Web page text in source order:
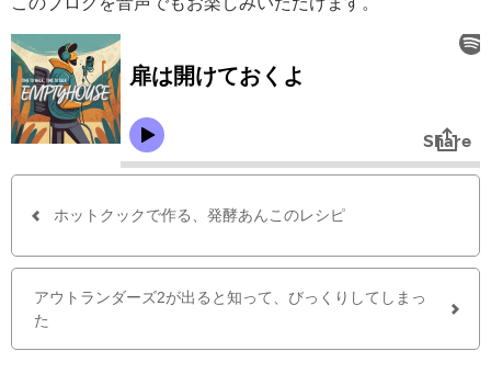
ホットクックで作る、発酵あんこのレシピ
アウトランダーズ2が出ると知って、びっくりしてしまっ
た